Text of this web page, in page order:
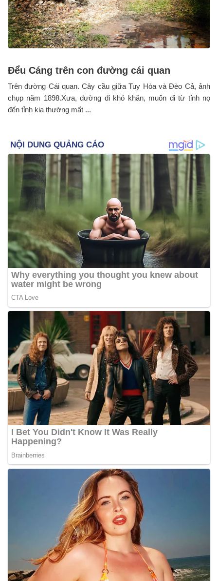
Đểu Cáng trên con đường cái quan
Trên đường Cái quan. Cây cầu giữa Tuy Hòa và Đèo Cả, ảnh
chụp năm 1898.Xưa, dường đi khó khăn, muốn đi từ tỉnh nọ
đến tỉnh kia thường mất ...